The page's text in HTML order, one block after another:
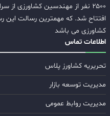
۲۵۰۰ نفر از مهندسین کشاورزی
افتتاح شد. که مهمترین رسالت این
کشاورزی می باشد
اطلاعات تماس
تحریریه کشاورز پلاس
مدیریت توسعه بازار
مدیریت روابط عمومی